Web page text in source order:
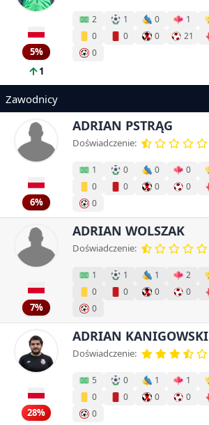
5%
1
2 1 0 1
0
0 0 21
0
Zawodnicy
6%
ADRIAN PSTRĄG
Doświadczenie:
1 0 0 0
0
0 0 0
0
7%
ADRIAN WOLSZAK
Doświadczenie:
1 1 1 2
0
0 0 0
0
28%
ADRIAN KANIGOWSKI
Doświadczenie:
5 0 1 1
0
0 0 0
0